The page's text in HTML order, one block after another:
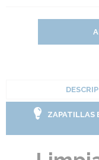
ZAPATILLAS